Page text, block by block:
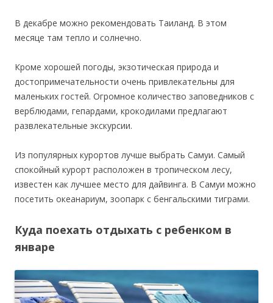
В декабре можно рекомендовать Таиланд. В этом
месяце там тепло и солнечно.
Кроме хорошей погоды, экзотическая природа и
достопримечательности очень привлекательны для
маленьких гостей. Огромное количество заповедников с
верблюдами, гепардами, крокодилами предлагают
развлекательные экскурсии.
Из популярных курортов лучше выбрать Самуи. Самый
спокойный курорт расположен в тропическом лесу,
известен как лучшее место для дайвинга. В Самуи можно
посетить океанариум, зоопарк с бенгальскими тиграми.
Куда поехать отдыхать с ребенком в
январе